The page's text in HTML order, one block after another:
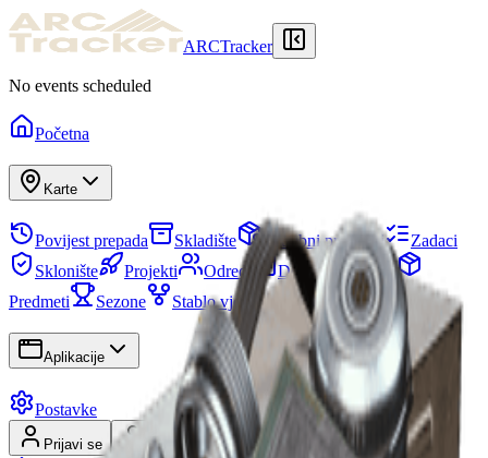
ARCTracker
No events scheduled
Početna
Karte
Povijest prepada Skladište Potrebni predmeti
Zadaci
Sklonište
Projekti Odredi
Događaji na karti
Predmeti
Sezone Stablo vještina
Aplikacije
Postavke
Prijavi se Registriraj se